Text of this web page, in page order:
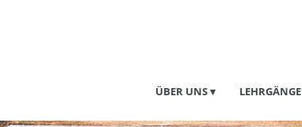
ÜBER UNS
LEHRGÄNGE